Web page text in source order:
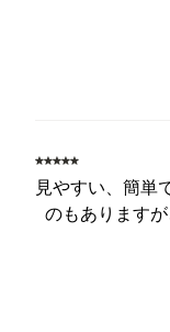
見やすい、
のもあり